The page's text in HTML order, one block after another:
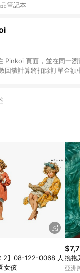
筆記本
Pinkoi 頁面，並在同一
饋計算將扣除訂單金
v4.6.0 / iOS
LINE 購物前往 Pinkoi
2】08-122-0068 人
女孩
擁
亞洲